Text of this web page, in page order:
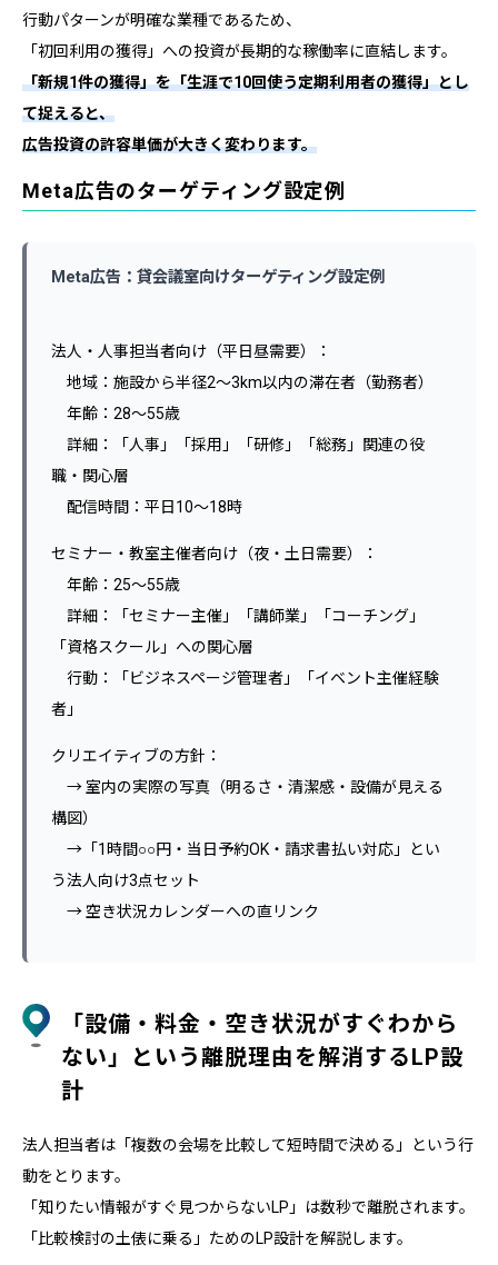
行動パターンが明確な業種であるため、
「初回利用の獲得」への投資が長期的な稼働率に直結します。
「新規1件の獲得」を「生涯で10回使う定期利用者の獲得」とし
て捉えると、
広告投資の許容単価が大きく変わります。
Meta広告のターゲティング設定例
Meta広告：貸会議室向けターゲティング設定例
法人・人事担当者向け（平日昼需要）：
地域：施設から半径2〜3km以内の滞在者（勤務者）
年齢：28〜55歳
詳細：「人事」「採用」「研修」「総務」関連の役
職・関心層
配信時間：平日10〜18時
セミナー・教室主催者向け（夜・土日需要）：
年齢：25〜55歳
詳細：「セミナー主催」「講師業」「コーチング」
「資格スクール」への関心層
行動：「ビジネスページ管理者」「イベント主催経験
者」
クリエイティブの方針：
→ 室内の実際の写真（明るさ・清潔感・設備が見える
構図）
→「1時間○○円・当日予約OK・請求書払い対応」とい
う法人向け3点セット
→ 空き状況カレンダーへの直リンク
「設備・料金・空き状況がすぐわから
ない」という離脱理由を解消するLP設
計
法人担当者は「複数の会場を比較して短時間で決める」という行
動をとります。
「知りたい情報がすぐ見つからないLP」は数秒で離脱されます。
「比較検討の土俵に乗る」ためのLP設計を解説します。